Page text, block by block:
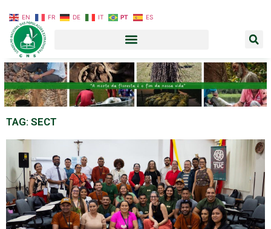
TAG: SECT
EN FR DE IT PT ES